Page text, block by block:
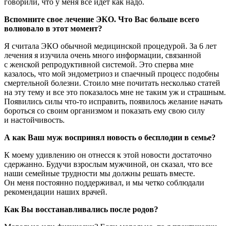
говорили, что у меня все идет как надо.
Вспомните свое лечение ЭКО. Что Вас больше всего
волновало в этот момент?
Я считала ЭКО обычной медицинской процедурой. За 6 лет
лечения я изучила очень много информации, связанной
с женской репродуктивной системой. Это сперва мне
казалось, что мой эндометриоз и спаечный процесс подобны
смертельной болезни. Стоило мне почитать несколько статей
на эту тему и все это показалось мне не таким уж и страшным.
Появились силы что-то исправить, появилось желание начать
бороться со своим организмом и показать ему свою силу
и настойчивость.
А как Ваш муж воспринял новость о бесплодии в семье?
К моему удивлению он отнесся к этой новости достаточно
сдержанно. Будучи взрослым мужчиной, он сказал, что все
наши семейные трудности мы должны решать вместе.
Он меня постоянно поддерживал, и мы четко соблюдали
рекомендации наших врачей.
Как Вы восстанавливались после родов?